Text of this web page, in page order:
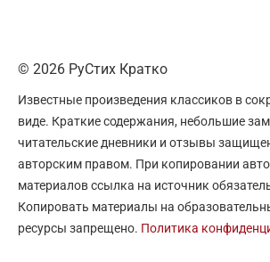
© 2026 РуСтих Кратко
Известные произведения классиков в
виде. Краткие содержания, небольшие
читательские дневники и отзывы
авторским правом. При копировании
материалов ссылка на источник
Копировать материалы на
ресурсы запрещено. Политика